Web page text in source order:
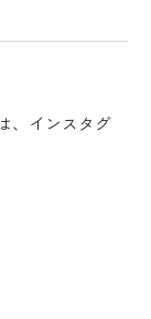
、インスタグ